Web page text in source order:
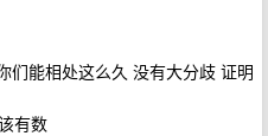
们能相处这么久 没有大分歧 证明
有数